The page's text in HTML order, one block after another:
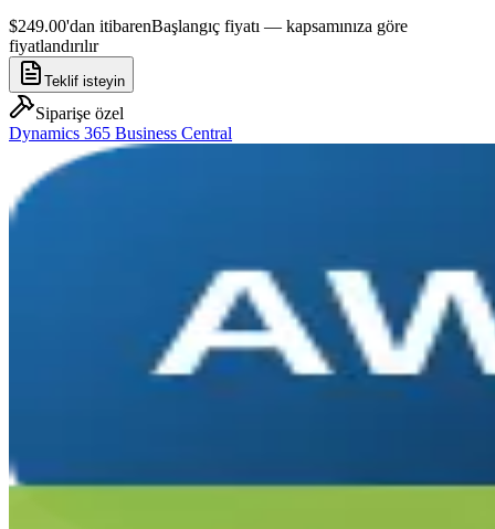
$249.00'dan itibarenBaşlangıç fiyatı — kapsamınıza göre
fiyatlandırılır
Teklif isteyin
Siparişe özel
Dynamics 365 Business Central